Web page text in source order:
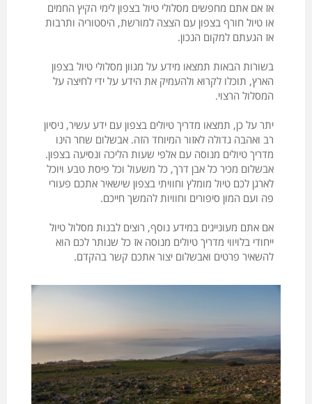
אז אם אתם מחפשים מסלולי טיול בצפון לימי הקיץ החמים
או טיול חורף בצפון עם הצצה למורשת, היסטוריה ותרבות
אז הגעתם למקום הנכון.
בשורות הבאות תמצאו מידע על מגוון מסלולי טיול בצפון
הארץ, תוכלו לקרוא ולהעמיק את הידע על ידי לחיצה על
המסלול הרצוי.
יתר על כן, תמצאו מדריך טיולים בצפון עם ידע עשיר, ניסיון
רב ואהבה גדולה לאזור המיוחד הזה. אבשלום שחר הינו
מדריך טיולים מנוסה עם אלפי שעות הליכה ונסיעה בצפון.
אבשלום מכיר כל אבן דרך, כל משעול וכל פיסת טבע ויוכל
לארגן לכם טיול מומלץ וחוויתי בצפון שישאיר אתכם פעורי
פה ועם המון סיפורים וחוויות להמשך חייכם.
אם אתם מעוניינים במידע נוסף, רוצים לבנות מסלול טיול
ייחודי בלויווי מדריך טיולים מנוסה אז כל שנותר לכם הוא
להשאיר פרטים ואבשלום יצור אתכם קשר בהקדם.